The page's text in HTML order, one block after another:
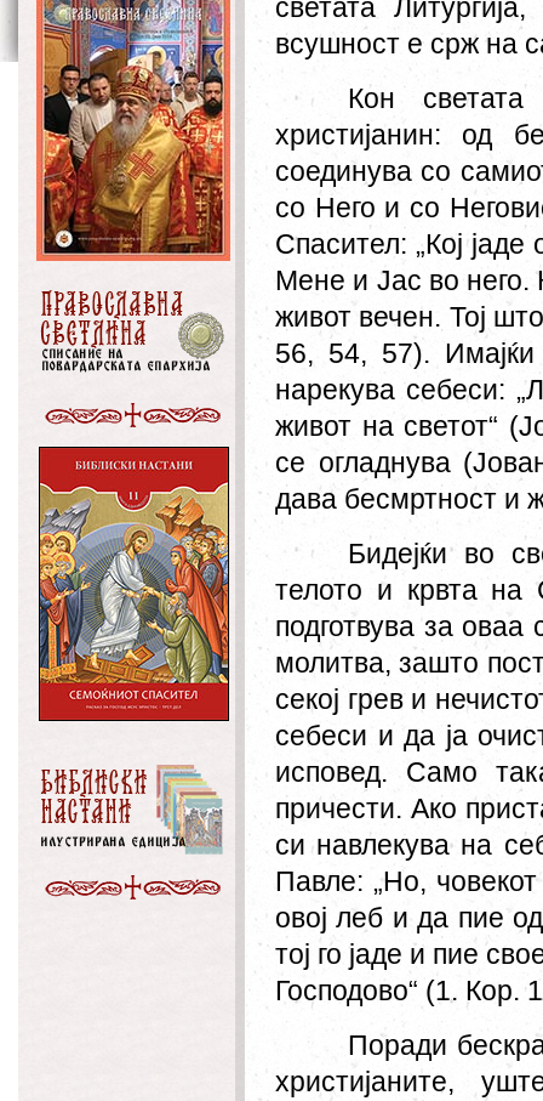
светата
всушност е срж на
Кон
христијанин: од
соединува со
со Него и со
Спасител: „Кој
Мене и Јас во него.
живот вечен. Тој
56, 54, 57). Имајќи
нарекува себеси:
живот на светот“
се огладнува
дава бесмртност и
Бидејќи во
телото и крвта на
подготвува за оваа
молитва, зашто
секој грев и
себеси и да ја
исповед. Само
причести. Ако
си навлекува на
Павле: „Но,
овој леб и да пие
тој го јаде и пие
Господово“ (1. Кор.
Поради
христијаните,